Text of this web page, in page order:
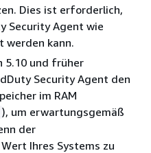
Dies ist erforderlich,
Security Agent wie
kann.
5.10 und früher
Security Agent den
im RAM
), um erwartungsgemäß
der
Wert Ihres Systems zu